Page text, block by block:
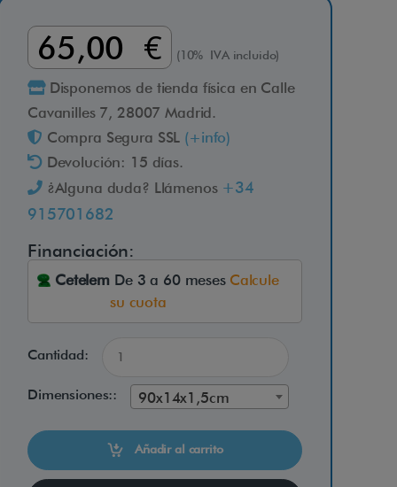
65,00 € (10% IVA incluido)
Disponemos de tienda física en Calle
Cavanilles 7, 28007 Madrid.
Compra Segura SSL (+info)
Devolución: 15 días.
¿Alguna duda? Llámenos +34
915701682
Financiación:
Cetelem De 3 a 60 meses Calcule
su cuota
Cantidad:
Dimensiones:: 90x14x1,5cm
Añadir al carrito